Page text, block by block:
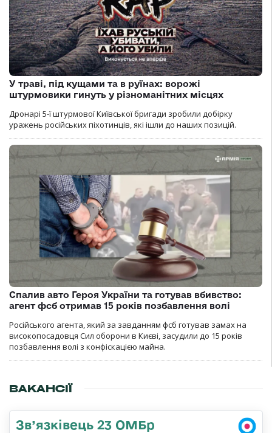
У траві, під кущами та в руїнах: ворожі
штурмовики гинуть у різноманітних місцях
Дронарі 5-ї штурмової Київської бригади зробили добірку
уражень російських піхотинців, які ішли до наших позицій.
Спалив авто Героя України та готував вбивство:
агент фсб отримав 15 років позбавлення волі
Російського агента, який за завданням фсб готував замах на
високопосадовця Сил оборони в Києві, засудили до 15 років
позбавлення волі з конфіскацією майна.
ВАКАНСІЇ
Зв’язківець 23 ОМБр